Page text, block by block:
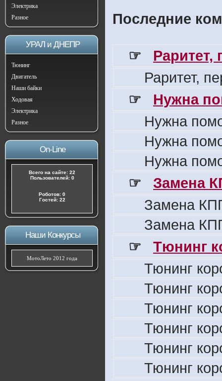
Электрика
Разное
УРАЛ и ДНЕПР
Тюнинг
Двигатель
Наши байки
Ходовая
Электрика
Разное
On-Line
Всего на сайте: 22
Пользователей: 0
Роботов: 0
Гостей: 22
Наши Конкурсы
МотоЛето 2012 года
Последние
☞
Раритет,
Раритет,
☞
Нужна
Нужна
Нужна
Нужна
☞
Замена
Замена
Замена
☞
Тюнинг
Тюнинг
Тюнинг
Тюнинг
Тюнинг
Тюнинг
Тюнинг